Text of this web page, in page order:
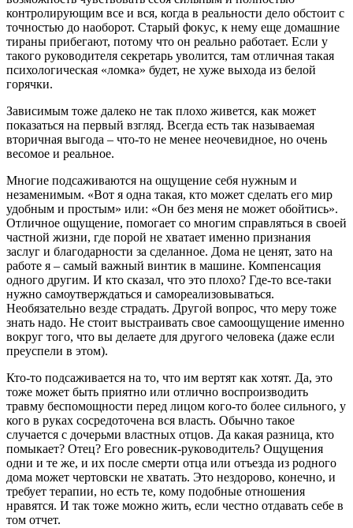
контролирующим все и вся, когда в реальности дело обстоит с
точностью до наоборот. Старый фокус, к нему еще домашние
тираны прибегают, потому что он реально работает. Если у
такого руководителя секретарь уволится, там отличная такая
психологическая «ломка» будет, не хуже выхода из белой
горячки.
Зависимым тоже далеко не так плохо живется, как может
показаться на первый взгляд. Всегда есть так называемая
вторичная выгода – что-то не менее неочевидное, но очень
весомое и реальное.
Многие подсаживаются на ощущение себя нужным и
незаменимым. «Вот я одна такая, кто может сделать его мир
удобным и простым» или: «Он без меня не может обойтись».
Отличное ощущение, помогает со многим справляться в своей
частной жизни, где порой не хватает именно признания
заслуг и благодарности за сделанное. Дома не ценят, зато на
работе я – самый важный винтик в машине. Компенсация
одного другим. И кто сказал, что это плохо? Где-то все-таки
нужно самоутверждаться и самореализовываться.
Необязательно везде страдать. Другой вопрос, что меру тоже
знать надо. Не стоит выстраивать свое самоощущение именно
вокруг того, что вы делаете для другого человека (даже если
преуспели в этом).
Кто-то подсаживается на то, что им вертят как хотят. Да, это
тоже может быть приятно или отлично воспроизводить
травму беспомощности перед лицом кого-то более сильного, у
кого в руках сосредоточена вся власть. Обычно такое
случается с дочерьми властных отцов. Да какая разница, кто
помыкает? Отец? Его ровесник-руководитель? Ощущения
одни и те же, и их после смерти отца или отъезда из родного
дома может чертовски не хватать. Это нездорово, конечно, и
требует терапии, но есть те, кому подобные отношения
нравятся. И так тоже можно жить, если честно отдавать себе в
том отчет.